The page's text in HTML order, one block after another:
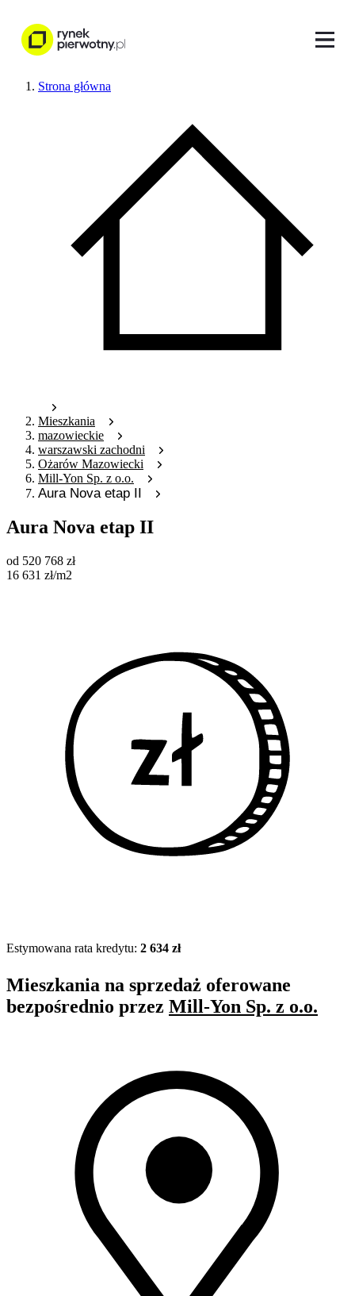
Strona główna
Mieszkania
mazowieckie
warszawski zachodni
Ożarów Mazowiecki
Mill-Yon Sp. z o.o.
Aura Nova etap II
Aura Nova etap II
od 520 768 zł
16 631 zł/m2
Estymowana rata kredytu: 2 634 zł
Mieszkania na sprzedaż oferowane
bezpośrednio przez Mill-Yon Sp. z o.o.